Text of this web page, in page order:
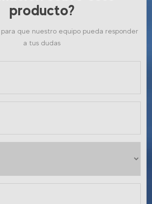
producto?
que nuestro equipo pueda responder
a tus dudas